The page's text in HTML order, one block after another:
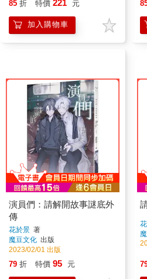
85 折 特價 221 元
加入購物車
演員們：請解開故事謎底外
傳
花於景 著
魔豆文化 出版
2023/02/01 出版
79 折 特價 95 元